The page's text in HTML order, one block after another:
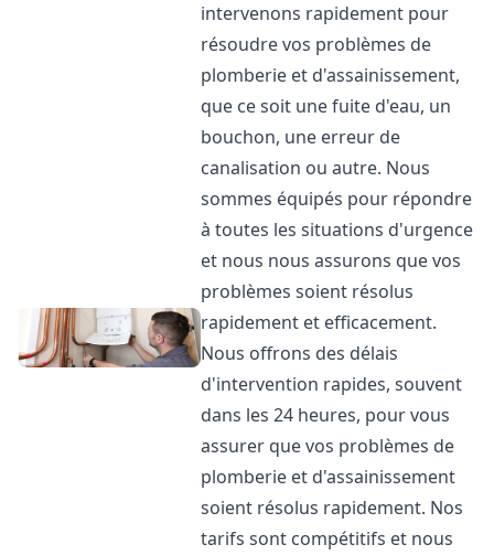
intervenons rapidement pour
résoudre vos problèmes de
plomberie et d'assainissement,
que ce soit une fuite d'eau, un
bouchon, une erreur de
canalisation ou autre. Nous
sommes équipés pour répondre
à toutes les situations d'urgence
et nous nous assurons que vos
problèmes soient résolus
rapidement et efficacement.
Nous offrons des délais
d'intervention rapides, souvent
dans les 24 heures, pour vous
assurer que vos problèmes de
plomberie et d'assainissement
soient résolus rapidement. Nos
tarifs sont compétitifs et nous